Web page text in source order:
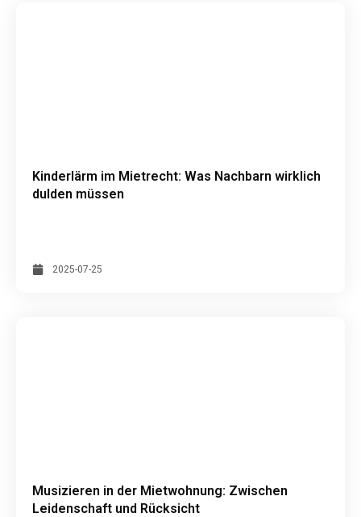
Kinderlärm im Mietrecht: Was Nachbarn wirklich
dulden müssen
2025-07-25
Musizieren in der Mietwohnung: Zwischen
Leidenschaft und Rücksicht